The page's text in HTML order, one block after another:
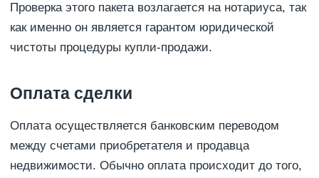
Проверка этого пакета возлагается на нотариуса, так
как именно он является гарантом юридической
чистоты процедуры купли-продажи.
Оплата сделки
Оплата осуществляется банковским переводом
между счетами приобретателя и продавца
недвижимости. Обычно оплата происходит до того,